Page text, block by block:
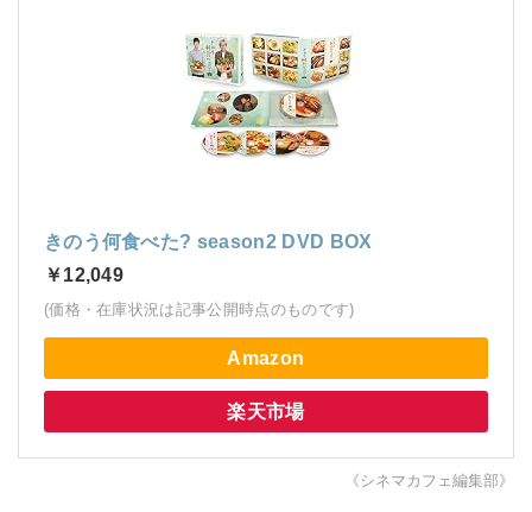
きのう何食べた? season2 DVD BOX
￥12,049
(価格・在庫状況は記事公開時点のものです)
Amazon
楽天市場
《シネマカフェ編集部》